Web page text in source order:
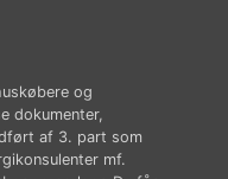
og
dokumenter,
af 3. part som
mf.